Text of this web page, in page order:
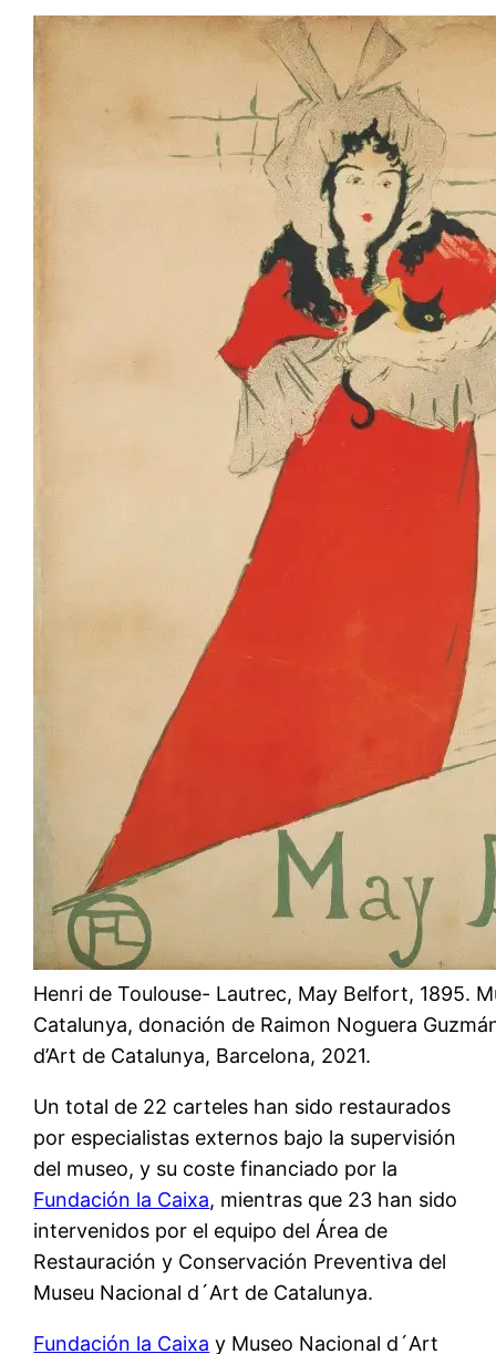
Henri de Toulouse- Lautrec, May Belfort, 1895.
Catalunya, donación de Raimon Noguera
d’Art de Catalunya, Barcelona, 2021.
Un total de 22 carteles han sido restaurados
por especialistas externos bajo la supervisión
del museo, y su coste financiado por la
Fundación la Caixa, mientras que 23 han sido
intervenidos por el equipo del Área de
Restauración y Conservación Preventiva del
Museu Nacional d´Art de Catalunya.
Fundación la Caixa y Museo Nacional d´Art